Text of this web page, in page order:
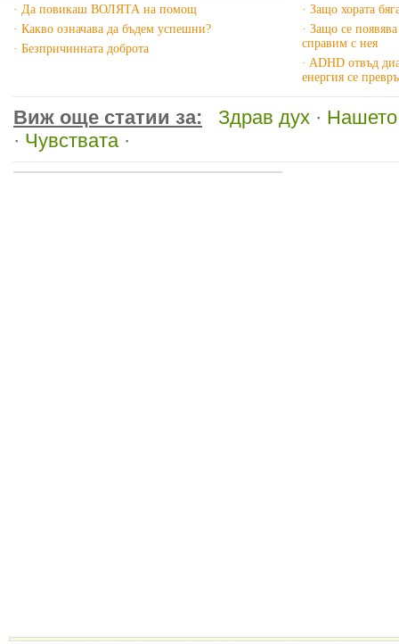
· Да повикаш ВОЛЯТА на помощ
· Какво означава да бъдем успешни?
· Безпричинната доброта
· Защо хората
· Защо се
справим с нея
· ADHD отвъд
енергия се
Виж още статии за: Здрав дух ·
· Чувствата·